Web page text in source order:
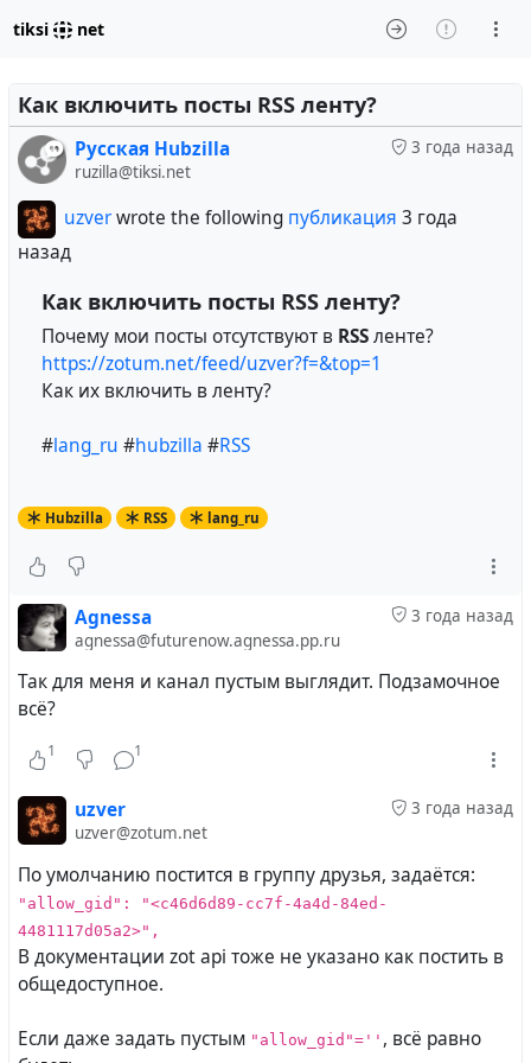
tiksi net
Как включить посты RSS ленту?
3 года назад
Русская Hubzilla
ruzilla@tiksi.net
uzverwrote the following публикация 3 года
назад
Как включить посты RSS ленту?
Почему мои посты отсутствуют в RSSленте?
https://zotum.net/feed/uzver?f=&top=1
Как их включить в ленту?
#lang_ru #hubzilla #RSS
Hubzilla RSS lang_ru
3 года назад
Agnessa
agnessa@futurenow.agnessa.pp.ru
Так для меня и канал пустым выглядит. Подзамочное
всё?
1 1
3 года назад
uzver
uzver@zotum.net
По умолчанию постится в группу друзья, задаётся:
"allow_gid": "<c46d6d89-cc7f-4a4d-84ed-
4481117d05a2>",
В документации zot api тоже не указано как постить в
общедоступное.
Если даже задать пустым "allow_gid"='' , всё равно